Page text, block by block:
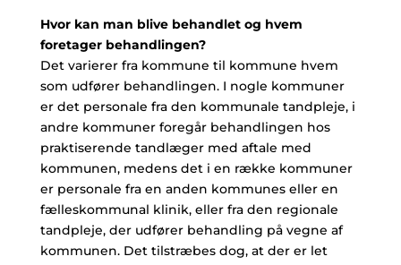
Hvor kan man blive behandlet og hvem
foretager behandlingen?
Det varierer fra kommune til kommune hvem
som udfører behandlingen. I nogle kommuner
er det personale fra den kommunale tandpleje, i
andre kommuner foregår behandlingen hos
praktiserende tandlæger med aftale med
kommunen, medens det i en række kommuner
er personale fra en anden kommunes eller en
fælleskommunal klinik, eller fra den regionale
tandpleje, der udfører behandling på vegne af
kommunen. Det tilstræbes dog, at der er let